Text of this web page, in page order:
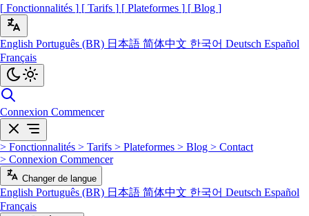
[ Fonctionnalités ] [ Tarifs ] [ Plateformes ] [ Blog ]
English Português (BR) 日本語 简体中文 한국어 Deutsch Español
Français
Connexion Commencer
> Fonctionnalités > Tarifs > Plateformes > Blog > Contact
> Connexion Commencer
Changer de langue
English Português (BR) 日本語 简体中文 한국어 Deutsch Español
Français